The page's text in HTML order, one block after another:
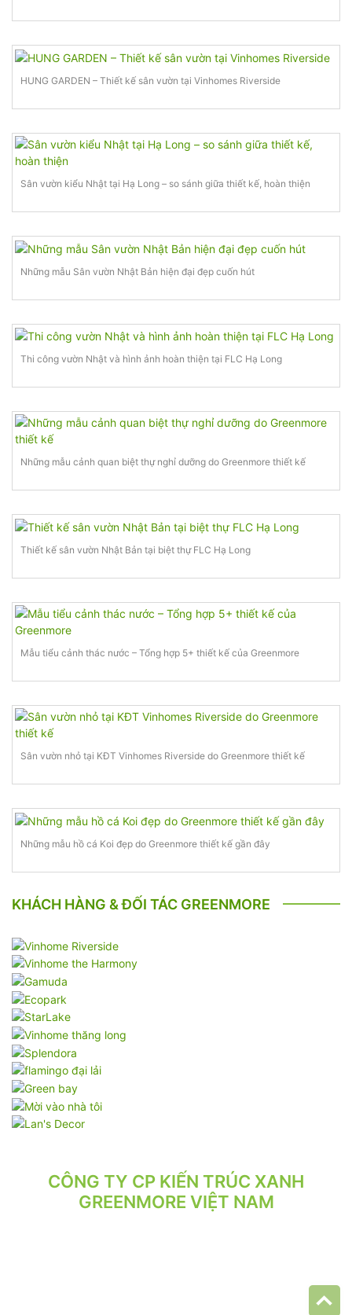
HUNG GARDEN – Thiết kế sân vườn tại Vinhomes Riverside
Sân vườn kiểu Nhật tại Hạ Long – so sánh giữa thiết kế, hoàn thiện
Những mẫu Sân vườn Nhật Bản hiện đại đẹp cuốn hút
Thi công vườn Nhật và hình ảnh hoàn thiện tại FLC Hạ Long
Những mẫu cảnh quan biệt thự nghỉ dưỡng do Greenmore thiết kế
Thiết kế sân vườn Nhật Bản tại biệt thự FLC Hạ Long
Mẫu tiểu cảnh thác nước – Tổng hợp 5+ thiết kế của Greenmore
Sân vườn nhỏ tại KĐT Vinhomes Riverside do Greenmore thiết kế
Những mẫu hồ cá Koi đẹp do Greenmore thiết kế gần đây
KHÁCH HÀNG & ĐỐI TÁC GREENMORE
CÔNG TY CP KIẾN TRÚC XANH
GREENMORE VIỆT NAM